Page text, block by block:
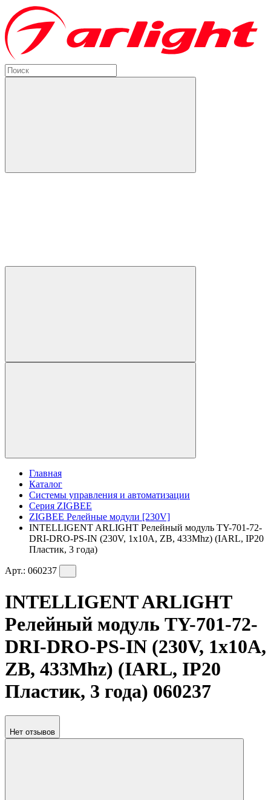
Главная
Каталог
Системы управления и автоматизации
Серия ZIGBEE
ZIGBEE Релейные модули [230V]
INTELLIGENT ARLIGHT Релейный модуль TY-701-72-
DRI-DRO-PS-IN (230V, 1x10A, ZB, 433Mhz) (IARL, IP20
Пластик, 3 года)
Арт.: 060237
INTELLIGENT ARLIGHT
Релейный модуль TY-701-72-
DRI-DRO-PS-IN (230V, 1x10A,
ZB, 433Mhz) (IARL, IP20
Пластик, 3 года) 060237
Нет отзывов